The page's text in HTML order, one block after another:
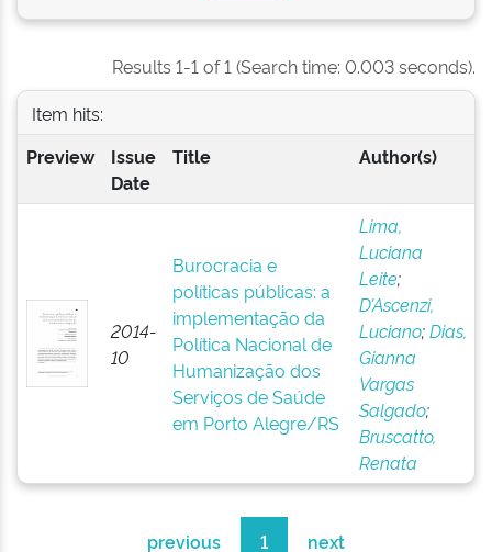
Results 1-1 of 1 (Search time: 0.003 seconds).
Item hits:
Preview
Issue
Date
Title Author(s)
2014-
10
Burocracia e
políticas públicas: a
implementação da
Política Nacional de
Humanização dos
Serviços de Saúde
em Porto Alegre/RS
Lima,
Luciana
Leite;
D’Ascenzi,
Luciano;Dias,
Gianna
Vargas
Salgado;
Bruscatto,
Renata
previous 1 next